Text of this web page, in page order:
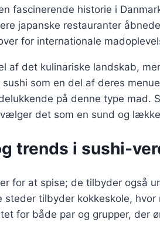
fascinerende historie i
japanske restauranter
for internationale
af det kulinariske landskab,
som en del af deres
på denne type mad.
det som en sund og
trends i sushi-
for at spise; de tilbyder også
tilbyder kokkeskole,
for både par og grupper, der